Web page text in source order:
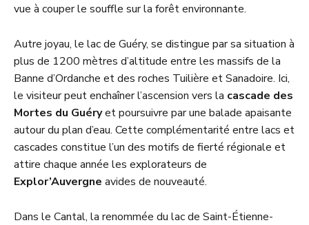
vue à couper le souffle sur la forêt environnante.
Autre joyau, le lac de Guéry, se distingue par sa situation à
plus de 1200 mètres d’altitude entre les massifs de la
Banne d’Ordanche et des roches Tuilière et Sanadoire. Ici,
le visiteur peut enchaîner l’ascension vers la cascade des
Mortes du Guéryet poursuivre par une balade apaisante
autour du plan d’eau. Cette complémentarité entre lacs et
cascades constitue l’un des motifs de fierté régionale et
attire chaque année les explorateurs de
Explor’Auvergne avides de nouveauté.
Dans le Cantal, la renommée du lac de Saint-Étienne-